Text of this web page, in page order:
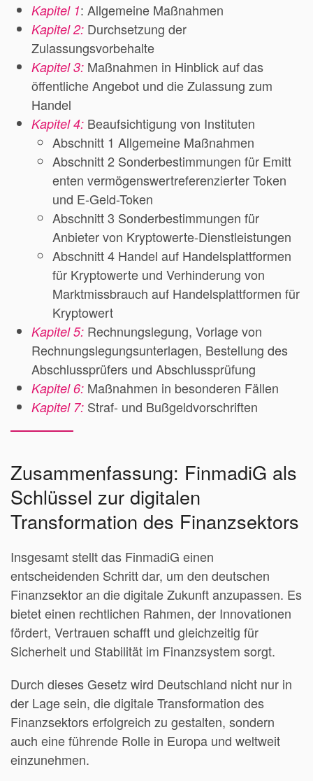
Kapitel 1: Allgemeine Maßnahmen
Kapitel 2: Durchsetzung der
Zulassungsvorbehalte
Kapitel 3: Maßnahmen in Hinblick auf das
öffentliche Angebot und die Zulassung zum
Handel
Kapitel 4: Beaufsichtigung von Instituten
Abschnitt 1 Allgemeine Maßnahmen
Abschnitt 2 Sonderbestimmungen für Emitt
enten vermögenswertreferenzierter Token
und E-Geld-Token
Abschnitt 3 Sonderbestimmungen für
Anbieter von Kryptowerte-Dienstleistungen
Abschnitt 4 Handel auf Handelsplattformen
für Kryptowerte und Verhinderung von
Marktmissbrauch auf Handelsplattformen für
Kryptowert
Kapitel 5: Rechnungslegung, Vorlage von
Rechnungslegungsunterlagen, Bestellung des
Abschlussprüfers und Abschlussprüfung
Kapitel 6: Maßnahmen in besonderen Fällen
Kapitel 7: Straf- und Bußgeldvorschriften
Zusammenfassung: FinmadiG als
Schlüssel zur digitalen
Transformation des Finanzsektors
Insgesamt stellt das FinmadiG einen
entscheidenden Schritt dar, um den deutschen
Finanzsektor an die digitale Zukunft anzupassen. Es
bietet einen rechtlichen Rahmen, der Innovationen
fördert, Vertrauen schafft und gleichzeitig für
Sicherheit und Stabilität im Finanzsystem sorgt.
Durch dieses Gesetz wird Deutschland nicht nur in
der Lage sein, die digitale Transformation des
Finanzsektors erfolgreich zu gestalten, sondern
auch eine führende Rolle in Europa und weltweit
einzunehmen.